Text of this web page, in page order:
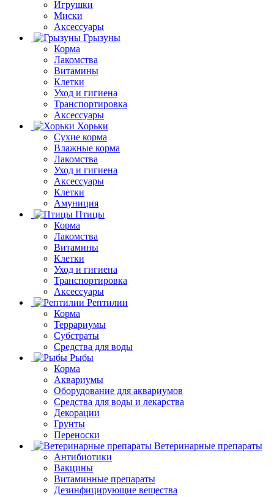
Игрушки
Миски
Аксессуары
Грызуны
Корма
Лакомства
Витамины
Клетки
Уход и гигиена
Транспортировка
Аксессуары
Хорьки
Сухие корма
Влажные корма
Лакомства
Уход и гигиена
Аксессуары
Клетки
Амуниция
Птицы
Корма
Лакомства
Витамины
Клетки
Уход и гигиена
Транспортировка
Аксессуары
Рептилии
Корма
Террариумы
Субстраты
Средства для воды
Рыбы
Корма
Аквариумы
Оборудование для аквариумов
Средства для воды и лекарства
Декорации
Грунты
Переноски
Ветеринарные препараты
Антибиотики
Вакцины
Витаминные препараты
Дезинфицирующие вещества